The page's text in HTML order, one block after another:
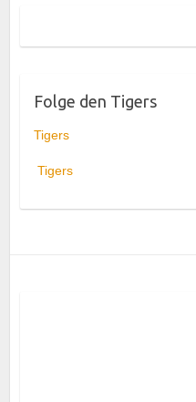
Folge den Tigers
Tigers
Tigers